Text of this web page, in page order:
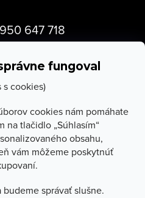
fungoval
s cookies)
cookies nám pomáhate
na tlačidlo „Súhlasím“
obsahu,
vám môžeme poskytnúť
správať slušne.
647 718